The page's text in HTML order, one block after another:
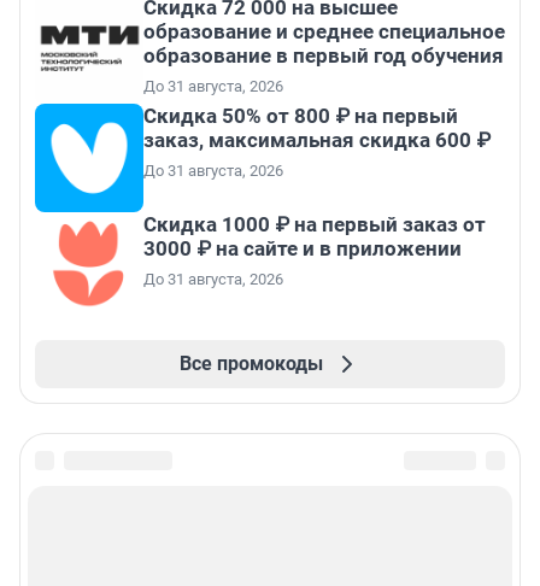
Скидка 72 000 на высшее
образование и среднее специальное
образование в первый год обучения
До 31 августа, 2026
Скидка 50% от 800 ₽ на первый
заказ, максимальная скидка 600 ₽
До 31 августа, 2026
Скидка 1000 ₽ на первый заказ от
3000 ₽ на сайте и в приложении
До 31 августа, 2026
Все промокоды